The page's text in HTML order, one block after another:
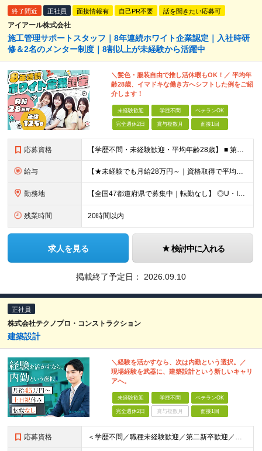
終了間近 正社員 面接情報有 自己PR不要 話を聞きたい応募可
アイアール株式会社
施工管理サポートスタッフ｜8年連続ホワイト企業認定｜入社時研
修＆2名のメンター制度｜8割以上が未経験から活躍中
＼髪色・服装自由で推し活休暇もOK！／ 平均年
齢28歳、イマドキな働き方へシフトした例をご紹
介します！
未経験歓迎 学歴不問 ベテランOK
完全週休2日 賞与複数月 面接1回
応募資格 【学歴不問・未経験歓迎・平均年齢28歳】 ■ 第二新卒歓迎 ■ フリーター・社会人未経験OK ＼「アイアールで人生ワンチャンつかんでほしい！」／ …こんな社長の想いから 経験よりも人柄を重視した採用
給与 【★未経験でも月給28万円～｜資格取得で平均年収636万円★】 ■ 月給28万円～80万円+賞与年2回＋各種手当 ※月給には、固定残業代（20時間分：3万8000円～／月）を含む ※20時間を超過
勤務地 【全国47都道府県で募集中｜転勤なし】 ◎U・Iターン歓迎！家具家電付き＆家賃ナシの社員寮を完備 ◎東京支店は2025年7月に移転したばかりの綺麗なオフィス 東京・横浜・大阪・名古屋・福岡など 全国
残業時間 20時間以内
求人を見る 検討中に入れる
掲載終了予定日： 2026.09.10
正社員
株式会社テクノプロ・コンストラクション
建築設計
＼経験を活かすなら、次は内勤という選択。／
現場経験を武器に、建築設計という新しいキャリ
アへ。
未経験歓迎 学歴不問 ベテランOK
完全週休2日 賞与複数月 面接1回
応募資格 ＜学歴不問／職種未経験歓迎／第二新卒歓迎／ブランクOK＞ ■建設業界での実務経験をお持ちの方 └年数・分野・職種はいっさい不問！ ◆設計職が初めての方も歓迎！ ◆施工管理など、現場経験を活かしてキ